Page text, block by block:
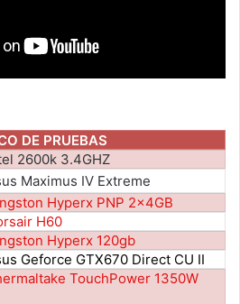
DE PRUEBAS
2600k 3.4GHZ
Maximus IV Extreme
Hyperx PNP 2x4GB
H60
Hyperx 120gb
Geforce GTX670 Direct CU II
TouchPower 1350W